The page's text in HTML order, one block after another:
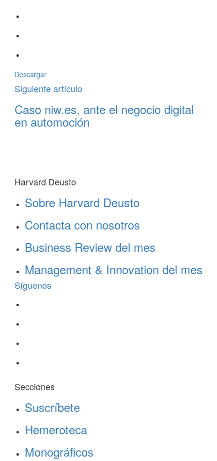
Descargar
Siguiente artículo
Caso niw.es, ante el negocio digital
en automoción
Harvard Deusto
Sobre Harvard Deusto
Contacta con nosotros
Business Review del mes
Management & Innovation del mes
Síguenos
Secciones
Suscríbete
Hemeroteca
Monográficos